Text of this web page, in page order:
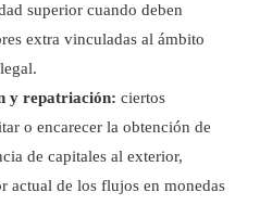
superior cuando deben
extra vinculadas al ámbito
y repatriación: ciertos
o encarecer la obtención de
de capitales al exterior,
actual de los flujos en monedas